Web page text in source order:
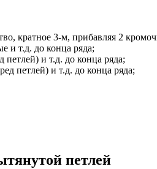
кратное 3-м, прибавляя 2
и т.д. до конца ряда;
и т.д. до конца ряда;
петлей) и т.д. до конца ряда;
петлей